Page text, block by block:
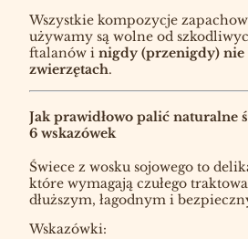
Wszystkie kompozycje
używamy są wolne od
ftalanów i nigdy (przenigdy) nie
zwierzętach.
Jak prawidłowo palić naturalne
6 wskazówek
Świece z wosku sojowego to
które wymagają czułego
dłuższym, łagodnym i
Wskazówki: